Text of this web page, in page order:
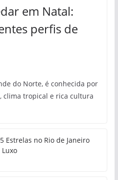
em Natal:
perfis de
do Norte, é conhecida por
clima tropical e rica cultura
Estrelas no Rio de Janeiro